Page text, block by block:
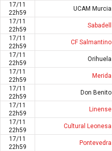
17/11
22h59
UCAM Murcia
17/11
22h59
Sabadell
17/11
22h59
CF Salmantino
17/11
22h59
Orihuela
17/11
22h59
Merida
17/11
22h59
Don Benito
17/11
22h59
Linense
17/11
22h59
Cultural Leonesa
17/11
22h59
Pontevedra